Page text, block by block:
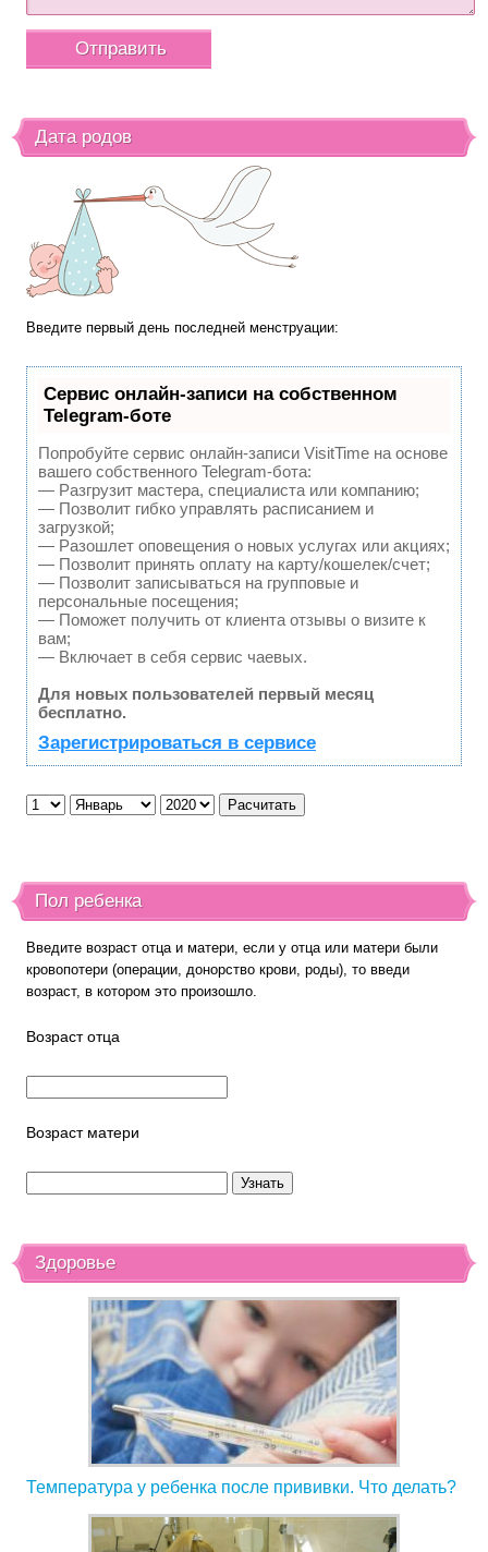
Дата родов
Введите первый день последней менструации:
Сервис онлайн-записи на собственном
Telegram-боте
Попробуйте сервис онлайн-записи VisitTime на основе
вашего собственного Telegram-бота:
— Разгрузит мастера, специалиста или компанию;
— Позволит гибко управлять расписанием и
загрузкой;
— Разошлет оповещения о новых услугах или акциях;
— Позволит принять оплату на карту/кошелек/счет;
— Позволит записываться на групповые и
персональные посещения;
— Поможет получить от клиента отзывы о визите к
вам;
— Включает в себя сервис чаевых.
Для новых пользователей первый месяц
бесплатно.
Зарегистрироваться в сервисе
Пол ребенка
Введите возраст отца и матери, если у отца или матери были
кровопотери (операции, донорство крови, роды), то введи
возраст, в котором это произошло.
Возраст отца
Возраст матери
Здоровье
Температура у ребенка после прививки. Что делать?